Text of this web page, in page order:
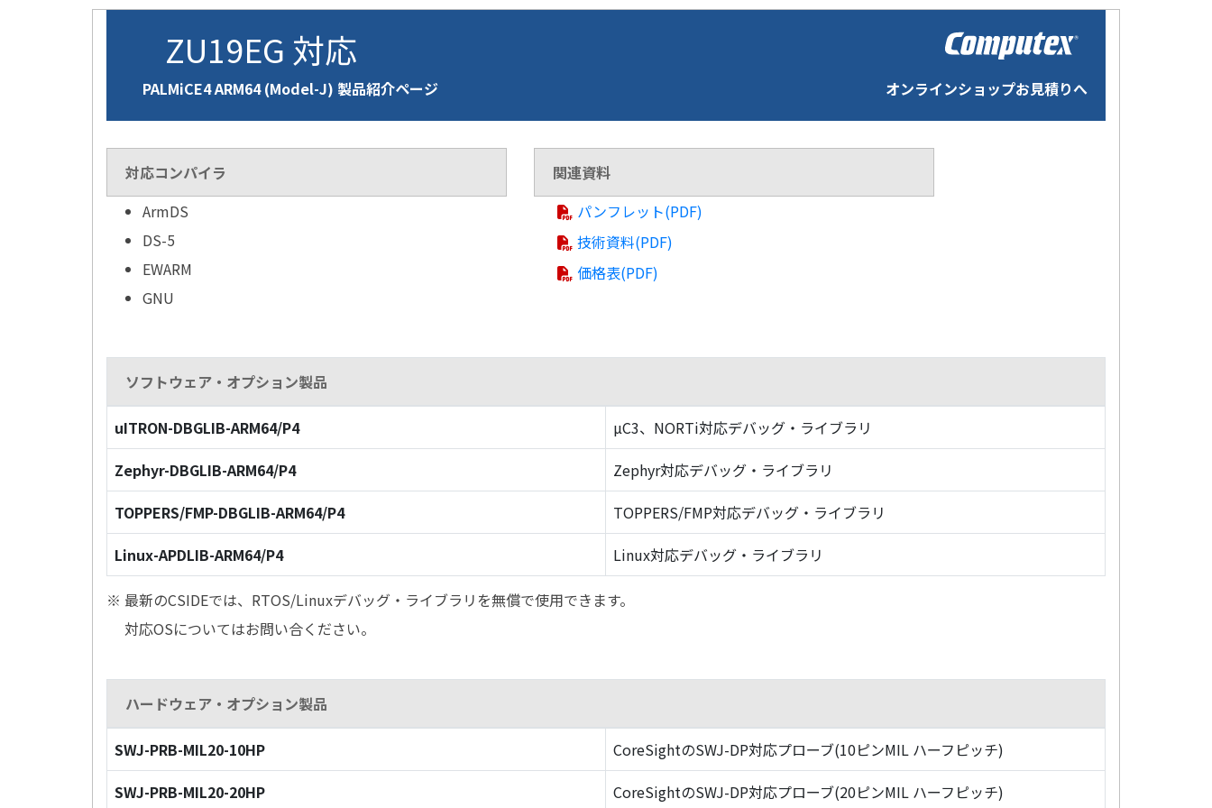
ZU19EG 対応
PALMiCE4 ARM64 (Model-J) 製品紹介ページ オンラインショップお見積りへ
対応コンパイラ
ArmDS
DS-5
EWARM
GNU
関連資料
パンフレット(PDF)
技術資料(PDF)
価格表(PDF)
ソフトウェア・オプション製品
uITRON-DBGLIB-ARM64/P4
µC3、NORTi対応デバッグ・ライブラリ
Zephyr-DBGLIB-ARM64/P4
Zephyr対応デバッグ・ライブラリ
TOPPERS/FMP-DBGLIB-ARM64/P4
TOPPERS/FMP対応デバッグ・ライブラリ
Linux-APDLIB-ARM64/P4
Linux対応デバッグ・ライブラリ
※ 最新のCSIDEでは、RTOS/Linuxデバッグ・ライブラリを無償で使用できます。
対応OSについてはお問い合ください。
ハードウェア・オプション製品
SWJ-PRB-MIL20-10HP
CoreSightのSWJ-DP対応プローブ(10ピンMIL ハーフピッチ)
SWJ-PRB-MIL20-20HP
CoreSightのSWJ-DP対応プローブ(20ピンMIL ハーフピッチ)